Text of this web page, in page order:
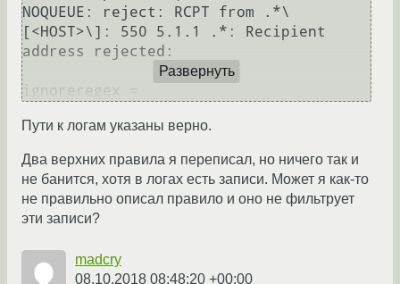
NOQUEUE: reject: RCPT from .*\
[<HOST>\]: 550 5.1.1 .*: Recipient
address rejected:
Развернуть
Пути к логам указаны верно.
Два верхних правила я переписал, но ничего так и
не банится, хотя в логах есть записи. Может я как-то
не правильно описал правило и оно не фильтрует
эти записи?
madcry
08.10.2018 08:48:20 +00:00